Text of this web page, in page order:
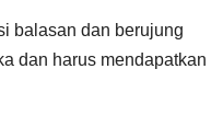
balasan dan berujung
dan harus mendapatkan